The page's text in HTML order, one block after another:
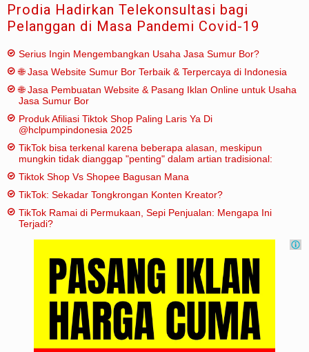
Prodia Hadirkan Telekonsultasi bagi
Pelanggan di Masa Pandemi Covid-19
Serius Ingin Mengembangkan Usaha Jasa Sumur Bor?
🌐 Jasa Website Sumur Bor Terbaik & Terpercaya di Indonesia
🌐 Jasa Pembuatan Website & Pasang Iklan Online untuk Usaha
Jasa Sumur Bor
Produk Afiliasi Tiktok Shop Paling Laris Ya Di
@hclpumpindonesia 2025
TikTok bisa terkenal karena beberapa alasan, meskipun
mungkin tidak dianggap "penting" dalam artian tradisional:
Tiktok Shop Vs Shopee Bagusan Mana
TikTok: Sekadar Tongkrongan Konten Kreator?
TikTok Ramai di Permukaan, Sepi Penjualan: Mengapa Ini
Terjadi?